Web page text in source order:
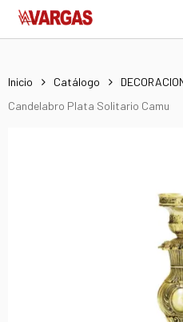
Skip
Inicio Catálogo
Candelabro Plata Solitario Camu